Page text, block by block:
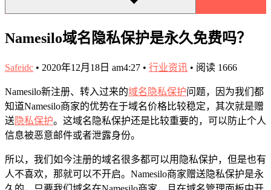
Namesilo域名隐私保护是永久免费吗？
Safeidc • 2020年12月18日 am4:27 • 行业资讯 • 阅读 1666
Namesilo新注册、转入过来的域名隐私保护问题，因为我们都
知道Namesilo商家的优势在于域名价格比较稳定，其次就是赠
送隐私保护。这域名隐私保护还是比较重要的，可以防止个人
信息被恶意邮件或者泄露身份。
所以，我们如今注册的域名很多都可以用隐私保护，但是也有
人不喜欢，那就可以不开启。Namesilo商家赠送隐私保护是永